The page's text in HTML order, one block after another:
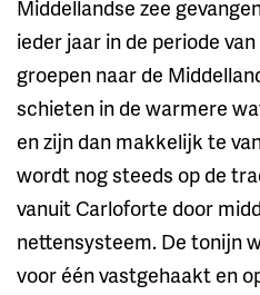
Middellandse zee
ieder jaar in de periode
groepen naar de
schieten in de warmere
en zijn dan makkelijk te
wordt nog steeds op de
vanuit Carloforte door
nettensysteem. De tonijn
voor één vastgehaakt en